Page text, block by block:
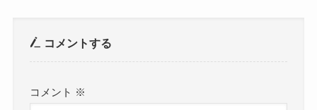
コメントする
コメント ※